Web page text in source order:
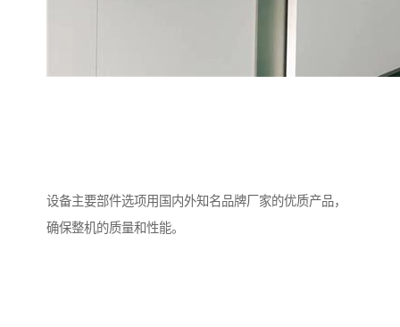
设备主要部件选项用国内外知名品牌厂家的优质产品，
确保整机的质量和性能。